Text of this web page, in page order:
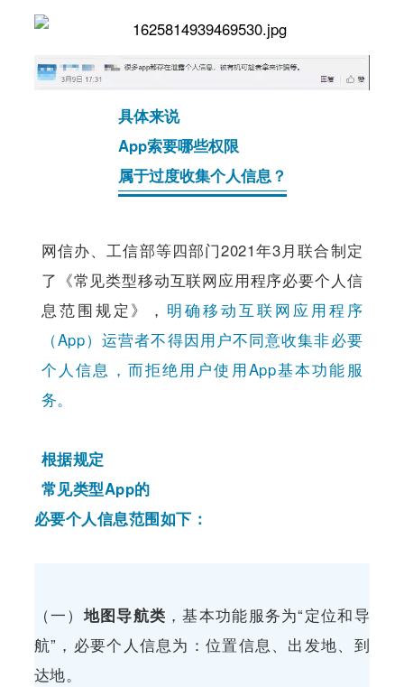
具体来说
App索要哪些权限
属于过度收集个人信息？
网信办、工信部等四部门2021年3月联合制定
了《常见类型移动互联网应用程序必要个人信
息范围规定》， 明确移动互联网应用程序
（App）运营者不得因用户不同意收集非必要
个人信息，而拒绝用户使用App基本功能服
务。
根据规定
常见类型App的
必要个人信息范围如下：
（一） 地图导航类 ，基本功能服务为“定位和导
航”，必要个人信息为：位置信息、出发地、到
达地。